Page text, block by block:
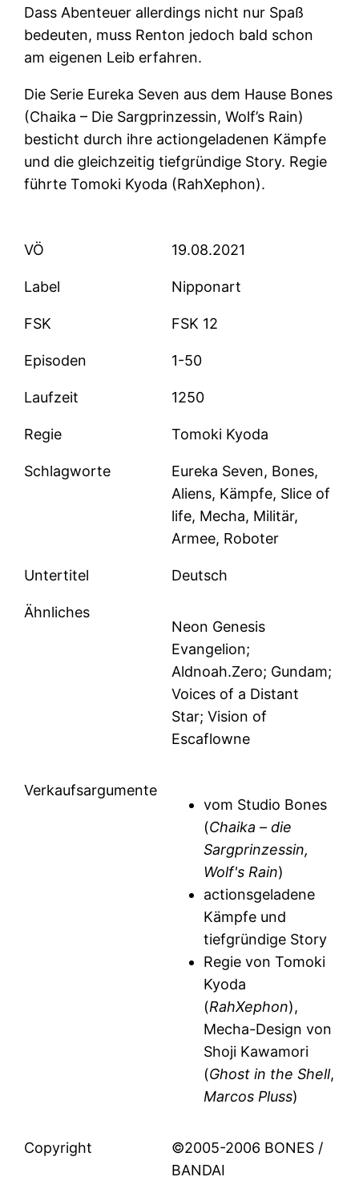
Dass Abenteuer allerdings nicht nur Spaß
bedeuten, muss Renton jedoch bald schon
am eigenen Leib erfahren.
Die Serie Eureka Seven aus dem Hause Bones
(Chaika – Die Sargprinzessin, Wolf’s Rain)
besticht durch ihre actiongeladenen Kämpfe
und die gleichzeitig tiefgründige Story. Regie
führte Tomoki Kyoda (RahXephon).
VÖ 19.08.2021
Label Nipponart
FSK FSK 12
Episoden 1-50
Laufzeit 1250
Regie Tomoki Kyoda
Schlagworte
Eureka Seven, Bones,
Aliens, Kämpfe, Slice of
life, Mecha, Militär,
Armee, Roboter
Untertitel Deutsch
Ähnliches
Neon Genesis
Evangelion;
Aldnoah.Zero; Gundam;
Voices of a Distant
Star; Vision of
Escaflowne
Verkaufsargumente
vom Studio Bones
(Chaika – die
Sargprinzessin,
Wolf's Rain)
actionsgeladene
Kämpfe und
tiefgründige Story
Regie von Tomoki
Kyoda
(RahXephon),
Mecha-Design von
Shoji Kawamori
(Ghost in the Shell,
Marcos Pluss)
Copyright
©2005-2006 BONES /
BANDAI